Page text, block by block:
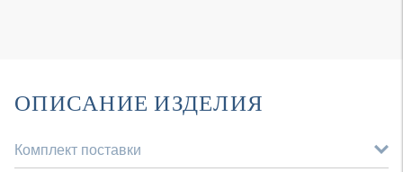
ОПИСАНИЕ ИЗДЕЛИЯ
Комплект поставки